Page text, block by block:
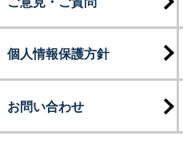
個人情報保護方針
お問い合わせ